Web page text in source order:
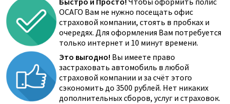
ОСАГО Вам не нужно посещать офис
страховой компании, стоять в пробках и
очередях. Для оформления Вам потребуется
только интернет и 10 минут времени.
Это выгодно! Вы имеете право
застраховать автомобиль в любой
страховой компании и за счёт этого
сэкономить до 3500 рублей. Нет никаких
дополнительных сборов, услуг и страховок.